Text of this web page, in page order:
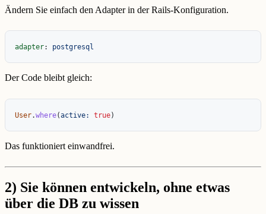
Ändern Sie einfach den Adapter in der Rails-Konfiguration.
adapter: postgresql
Der Code bleibt gleich:
User.where(active: true)
Das funktioniert einwandfrei.
2) Sie können entwickeln, ohne etwas
über die DB zu wissen